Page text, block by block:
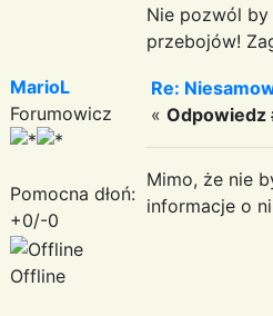
Nie pozwól by
przebojów!
MarioL
Forumowicz
Pomocna dłoń:
+0/-0
Offline
Re:
« Odpowiedz
Mimo, że nie
informacje o